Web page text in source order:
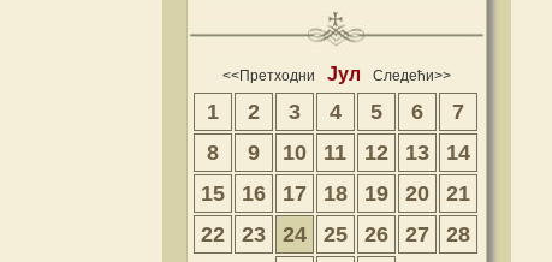
<<Претходни Јул Следећи>>
1 2 3 4 5 6
7
8
9 10 11 12 13
14
15
16 17 18 19 20
21
22
23 24 25 26 27
28